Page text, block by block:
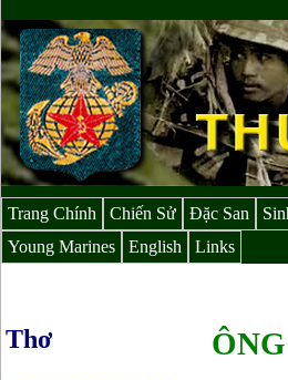
Trang Chính Chiến Sử Đặc San
Young Marines
English Links
Thơ